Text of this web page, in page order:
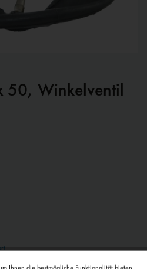
50, Winkelventil